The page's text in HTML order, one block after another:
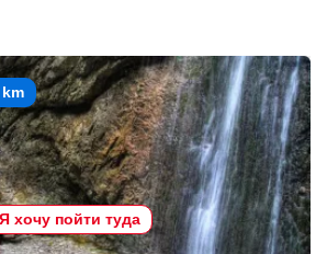
Я хочу пойти туда